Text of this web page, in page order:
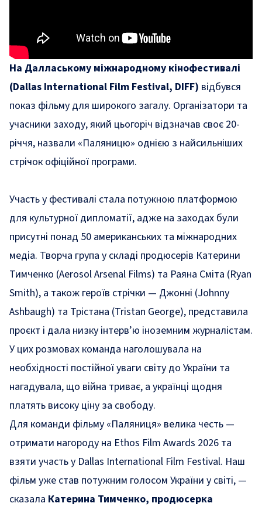
На Даллаському міжнародному кінофестивалі
(Dallas International Film Festival, DIFF) відбувся
показ фільму для широкого загалу. Організатори та
учасники заходу, який цьогоріч відзначав своє 20-
річчя, назвали «Паляницю» однією з найсильніших
стрічок офіційної програми.
Участь у фестивалі стала потужною платформою
для культурної дипломатії, адже на заходах були
присутні понад 50 американських та міжнародних
медіа. Творча група у складі продюсерів Катерини
Тимченко (Aerosol Arsenal Films) та Раяна Сміта (Ryan
Smith), а також героїв стрічки — Джонні (Johnny
Ashbaugh) та Трістана (Tristan George), представила
проєкт і дала низку інтерв’ю іноземним журналістам.
У цих розмовах команда наголошувала на
необхідності постійної уваги світу до України та
нагадувала, що війна триває, а українці щодня
платять високу ціну за свободу.
Для команди фільму «Паляниця» велика честь —
отримати нагороду на Ethos Film Awards 2026 та
взяти участь у Dallas International Film Festival. Наш
фільм уже став потужним голосом України у світі, —
сказала Катерина Тимченко, продюсерка